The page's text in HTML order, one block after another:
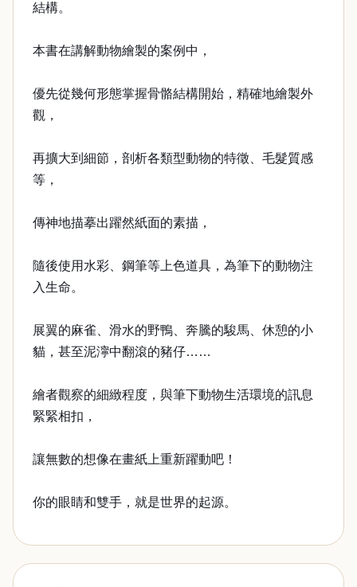
結構。
本書在講解動物繪製的案例中，
優先從幾何形態掌握骨骼結構開始，精確地繪製外
觀，
再擴大到細節，剖析各類型動物的特徵、毛髮質感
等，
傳神地描摹出躍然紙面的素描，
隨後使用水彩、鋼筆等上色道具，為筆下的動物注
入生命。
展翼的麻雀、滑水的野鴨、奔騰的駿馬、休憩的小
貓，甚至泥濘中翻滾的豬仔……
繪者觀察的細緻程度，與筆下動物生活環境的訊息
緊緊相扣，
讓無數的想像在畫紙上重新躍動吧！
你的眼睛和雙手，就是世界的起源。